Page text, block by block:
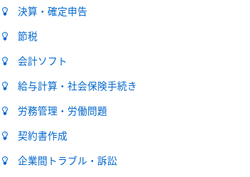
決算・確定申告
節税
会計ソフト
給与計算・社会保険手続き
労務管理・労働問題
契約書作成
企業間トラブル・訴訟